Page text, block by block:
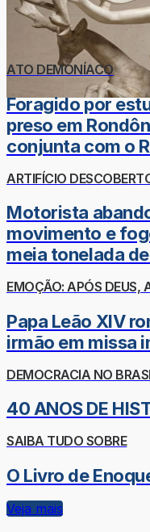
ATO DEMONÍACO
Foragido por
preso em
conjunta com o
ARTIFÍCIO
Motorista
movimento e
meia tonelada
EMOÇÃO: APÓS DEUS,
Papa Leão XIV
irmão em missa
DEMOCRACIA NO
40 ANOS DE
SAIBA TUDO SOBRE
O Livro de
Veja mais